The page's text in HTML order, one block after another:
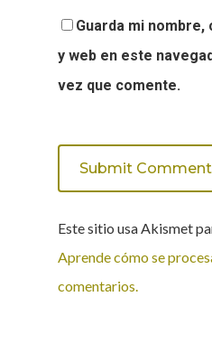
Guarda mi
y web en este
vez que comente.
Este sitio usa Akismet
Aprende cómo se
comentarios.